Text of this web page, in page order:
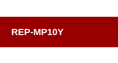
REP-MP10Y